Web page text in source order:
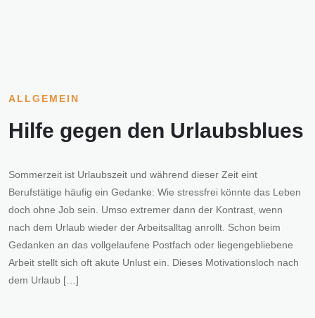
ALLGEMEIN
Hilfe gegen den Urlaubsblues
Sommerzeit ist Urlaubszeit und während dieser Zeit eint
Berufstätige häufig ein Gedanke: Wie stressfrei könnte das Leben
doch ohne Job sein. Umso extremer dann der Kontrast, wenn
nach dem Urlaub wieder der Arbeitsalltag anrollt. Schon beim
Gedanken an das vollgelaufene Postfach oder liegengebliebene
Arbeit stellt sich oft akute Unlust ein. Dieses Motivationsloch nach
dem Urlaub […]